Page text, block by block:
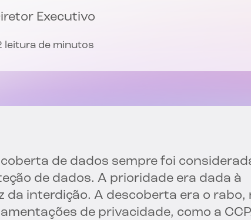
Executivo
leitura de minutos
de dados sempre foi
de dados. A prioridade era dada à
da interdição. A descoberta era o rabo,
de privacidade, como a